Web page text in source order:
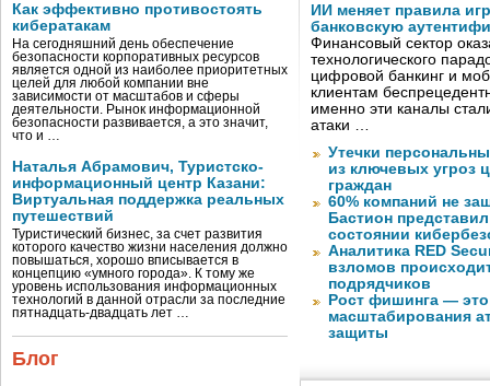
Как эффективно противостоять
кибератакам
На сегодняшний день обеспечение
безопасности корпоративных ресурсов
является одной из наиболее приоритетных
целей для любой компании вне
зависимости от масштабов и сферы
деятельности. Рынок информационной
безопасности развивается, а это значит,
что и …
Наталья Абрамович, Туристско-
информационный центр Казани:
Виртуальная поддержка реальных
путешествий
Туристический бизнес, за счет развития
которого качество жизни населения должно
повышаться, хорошо вписывается в
концепцию «умного города». К тому же
уровень использования информационных
технологий в данной отрасли за последние
пятнадцать-двадцать лет …
Блог
ИИ меняет правила
банковскую
Финансовый сектор
технологического
цифровой банкинг и
клиентам
именно эти каналы
атаки …
Утечки
из ключевых угроз
граждан
60% компаний не
Бастион
состоянии
Аналитика RED
взломов
подрядчиков
Рост фишинга —
масштабирования
защиты